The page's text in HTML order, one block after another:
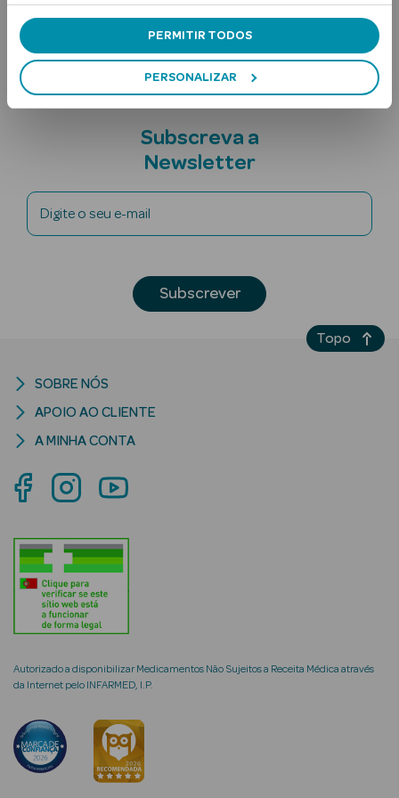
PERMITIR TODOS
PERSONALIZAR
Solares
Corpo
Criança
Rosto e
Ver Tudo
Cosmética
Rosto
Séruns Faciais
Creme de Olhos
Anti-
envelhecimento
Nota adicional
Subscreva a
Newsletter
Digite o seu e-mail
Subscrever
Autorizado a disponibilizar Medicamentos Não Sujeitos a Receita Médica através
da Internet pelo INFARMED, I.P.
SOBRE NÓS
APOIO AO CLIENTE
A MINHA CONTA
Topo